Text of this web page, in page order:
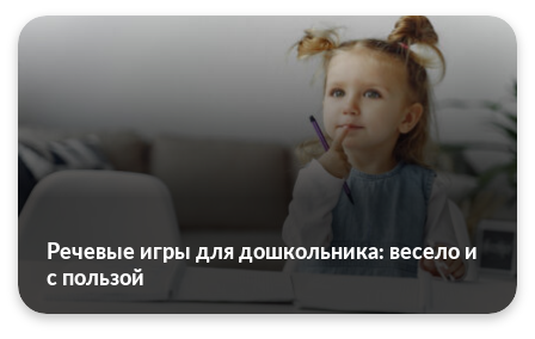
Речевые игры для дошкольника: весело и
с пользой